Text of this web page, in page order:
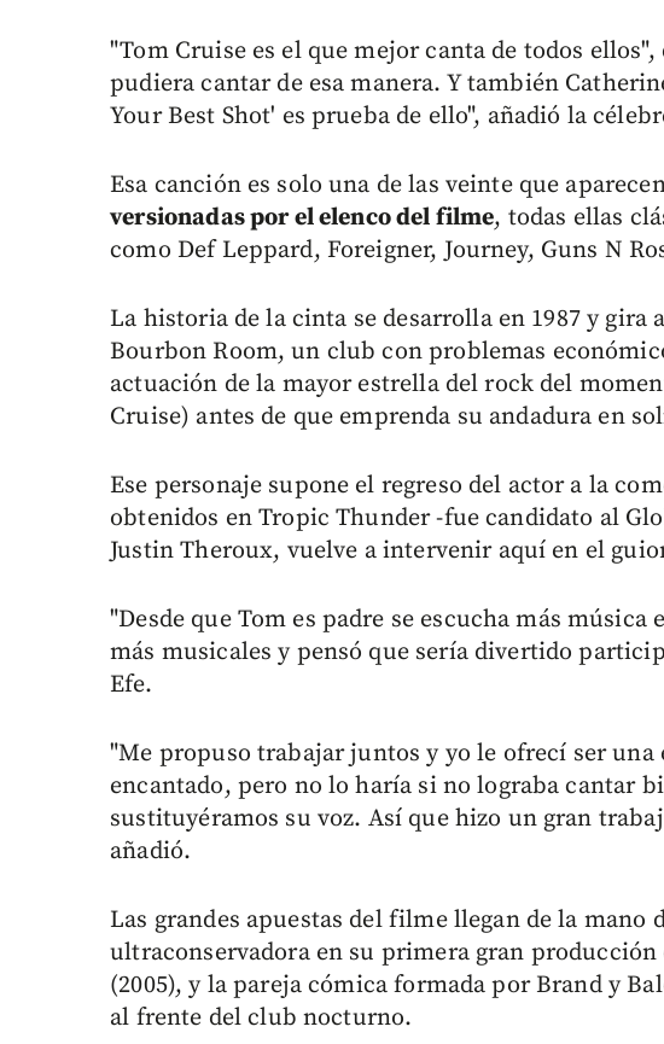
"Tom Cruise es el que mejor canta de todos
pudiera cantar de esa manera. Y también
Your Best Shot' es prueba de ello", añadió la
Esa canción es solo una de las veinte que
versionadas por el elenco del filme, todas ellas
como Def Leppard, Foreigner, Journey, Guns N
La historia de la cinta se desarrolla en 1987 y gira
Bourbon Room, un club con problemas
actuación de la mayor estrella del rock del
Cruise) antes de que emprenda su andadura en
Ese personaje supone el regreso del actor a la
obtenidos en Tropic Thunder -fue candidato al
Justin Theroux, vuelve a intervenir aquí en el
"Desde que Tom es padre se escucha más música
más musicales y pensó que sería divertido
Efe.
"Me propuso trabajar juntos y yo le ofrecí ser una
encantado, pero no lo haría si no lograba cantar
sustituyéramos su voz. Así que hizo un gran
añadió.
Las grandes apuestas del filme llegan de la mano
ultraconservadora en su primera gran producción
(2005), y la pareja cómica formada por Brand y
al frente del club nocturno.